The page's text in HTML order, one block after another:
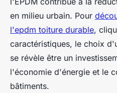
en milieu urbain. Pour
l'epdm toiture durable,
caractéristiques, le choix
se révèle être un
l'économie d'énergie et le
bâtiments.